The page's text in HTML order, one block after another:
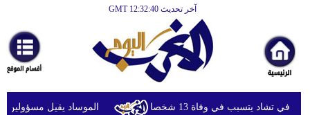
آخر تحديث GMT 12:32:40
أخبارعاجلة
رياضة
ثقافة
الموساد يقيل مسؤولين تشاد يتسبب في وفاة 13 شخصا